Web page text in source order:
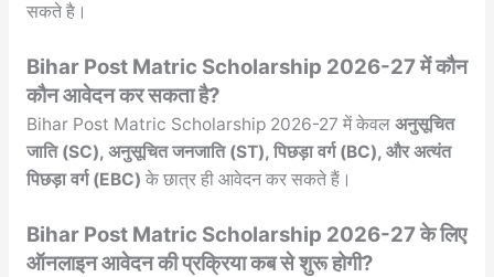
सकते है।
Bihar Post Matric Scholarship 2026-27 में कौन
कौन आवेदन कर सकता है?
Bihar Post Matric Scholarship 2026-27 में केवल अनुसूचित
जाति (SC), अनुसूचित जनजाति (ST), पिछड़ा वर्ग (BC), और अत्यंत
पिछड़ा वर्ग (EBC) के छात्र ही आवेदन कर सकते हैं।
Bihar Post Matric Scholarship 2026-27 के लिए
ऑनलाइन आवेदन की प्रक्रिया कब से शुरू होगी?